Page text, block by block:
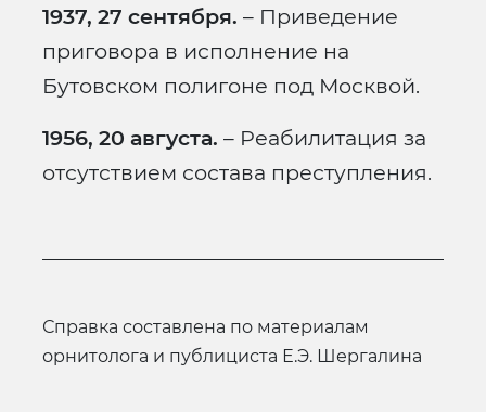
1937, 27 сентября. – Приведение
приговора в исполнение на
Бутовском полигоне под Москвой.
1956, 20 августа. – Реабилитация за
отсутствием состава преступления.
справка составлена по материалам
орнитолога и публициста Е.Э. Шергалина